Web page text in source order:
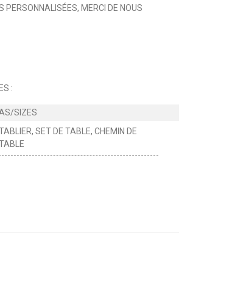
PERSONNALISÉES, MERCI DE NOUS
:
SET DE TABLE, CHEMIN DE